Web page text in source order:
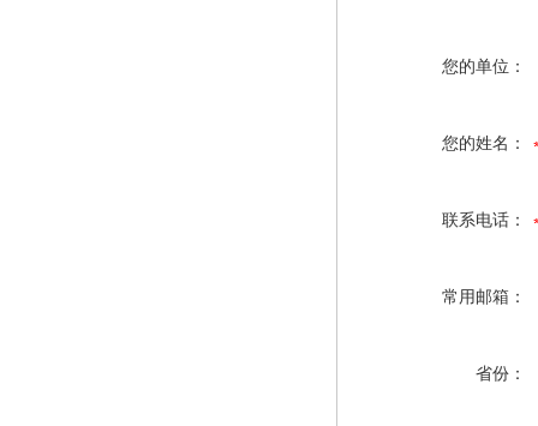
您的单位：
您的姓名：
联系电话：
常用邮箱：
省份：